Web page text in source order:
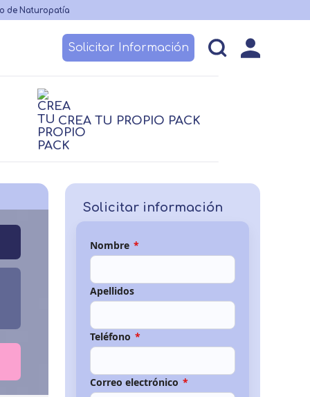
de Naturopatía
Becas y financiación
Solicitar Información
no sanitario TCAE
Logopedia
CREA TU PROPIO PACK
Solicitar información
Nombre *
Apellidos
Teléfono *
Correo electrónico *